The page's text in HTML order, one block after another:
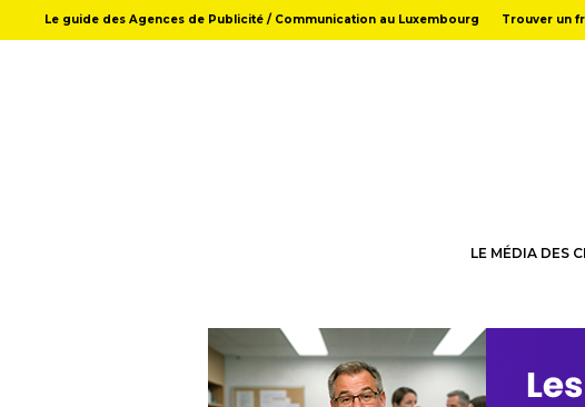
Le guide des Agences de Publicité / Communication au Luxembourg Trouver un
LE MÉDIA DES